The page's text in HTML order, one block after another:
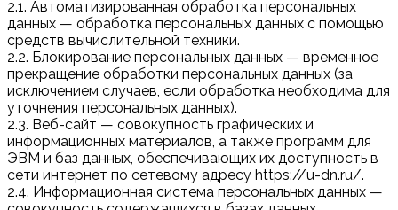
2.1. Автоматизированная обработка персональных
данных — обработка персональных данных с помощью
средств вычислительной техники.
2.2. Блокирование персональных данных — временное
прекращение обработки персональных данных (за
исключением случаев, если обработка необходима для
уточнения персональных данных).
2.3. Веб-сайт — совокупность графических и
информационных материалов, а также программ для
ЭВМ и баз данных, обеспечивающих их доступность в
сети интернет по сетевому адресу https://u-dn.ru/.
2.4. Информационная система персональных данных —